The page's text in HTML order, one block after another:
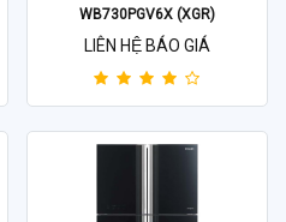
WB730PGV6X (XGR)
LIÊN HỆ BÁO GIÁ